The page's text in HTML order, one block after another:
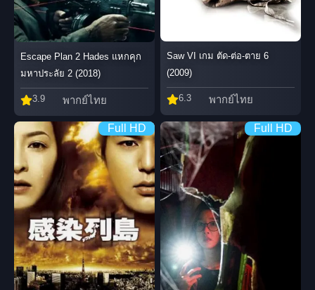
Escape Plan 2 Hades แหกคุก
มหาประลัย 2 (2018)
3.9 พากย์ไทย
Saw VI เกม ตัด-ต่อ-ตาย 6
(2009)
6.3 พากย์ไทย
Full HD Full HD